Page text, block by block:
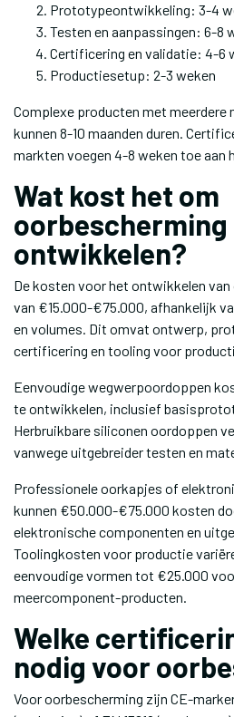
Prototypeontwikkeling: 3-4
Testen en aanpassingen: 6-8
Certificering en validatie: 4-6
Productiesetup: 2-3 weken
Complexe producten met
kunnen 8-10 maanden duren.
markten voegen 4-8 weken toe aan
Wat kost het om
oorbescherming
ontwikkelen?
De kosten voor het ontwikkelen
van €15.000-€75.000, afhankelijk
en volumes. Dit omvat ontwerp,
certificering en tooling voor
Eenvoudige wegwerpoordoppen
te ontwikkelen, inclusief
Herbruikbare siliconen oordoppen
vanwege uitgebreider testen en
Professionele oorkapjes of
kunnen €50.000-€75.000 kosten
elektronische componenten en
Toolingkosten voor productie
eenvoudige vormen tot €25.000
meercomponent-producten.
Welke
nodig voor
Voor oorbescherming zijn CE-